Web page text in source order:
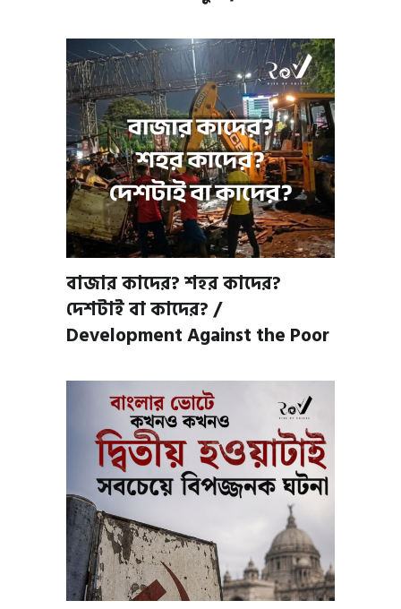
বাজার কাদের? শহর কাদের?
দেশটাই বা কাদের? /
Development Against the Poor